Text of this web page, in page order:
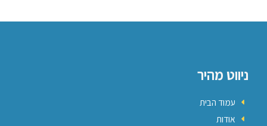
ניווט מהיר
עמוד הבית
אודות